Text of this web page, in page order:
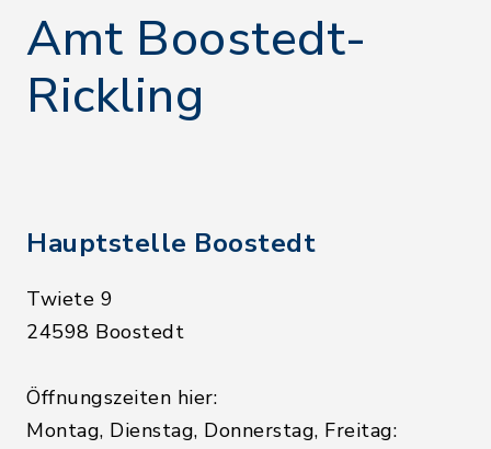
Amt Boostedt-
Rickling
Hauptstelle Boostedt
Twiete 9
24598 Boostedt
Öffnungszeiten hier:
Montag, Dienstag, Donnerstag, Freitag: